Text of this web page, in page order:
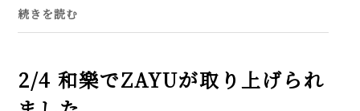
ることができました。詳しくはこちらをご覧くだ
さい。▼みんなの終活https...
続きを読む
2/4 和樂でZAYUが取り上げられ